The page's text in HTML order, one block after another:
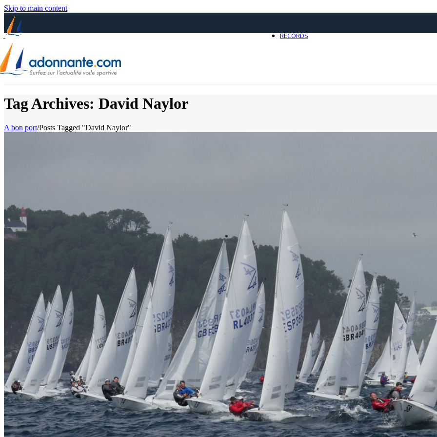
Skip to main content
0
RECORDS
Mai
Classe Ultim 32/23
,Records Trophée Jules Verne
Un nouveau Maxi Edmond de
Source
Gitana Team
8 mai 2025
Tag Archives: David Naylor
A bon port/Posts Tagged "David Naylor"